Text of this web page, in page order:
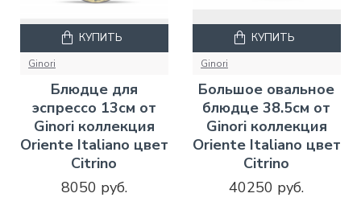
Ginori
Блюдце для
эспрессо 13см от
Ginori коллекция
Oriente Italiano цвет
Citrino
8050 руб.
КУПИТЬ
Ginori
Большое овальное
блюдце 38.5см от
Ginori коллекция
Oriente Italiano цвет
Citrino
40250 руб.
КУПИТЬ